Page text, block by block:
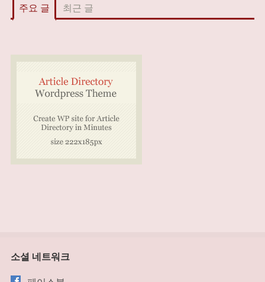
주요 글 최근 글
소셜 네트워크